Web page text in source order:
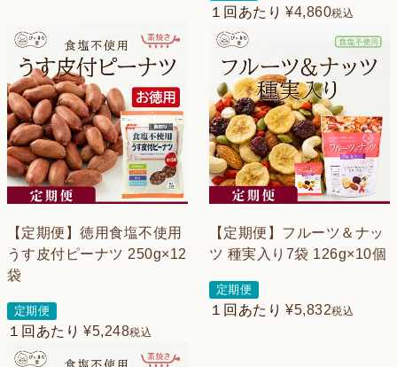
１回あたり ¥4,860税込
【定期便】徳用食塩不使用
うす皮付ピーナツ 250g×12
袋
定期便
１回あたり ¥5,248税込
【定期便】フルーツ＆ナッ
ツ 種実入り7袋 126g×10個
定期便
１回あたり ¥5,832税込